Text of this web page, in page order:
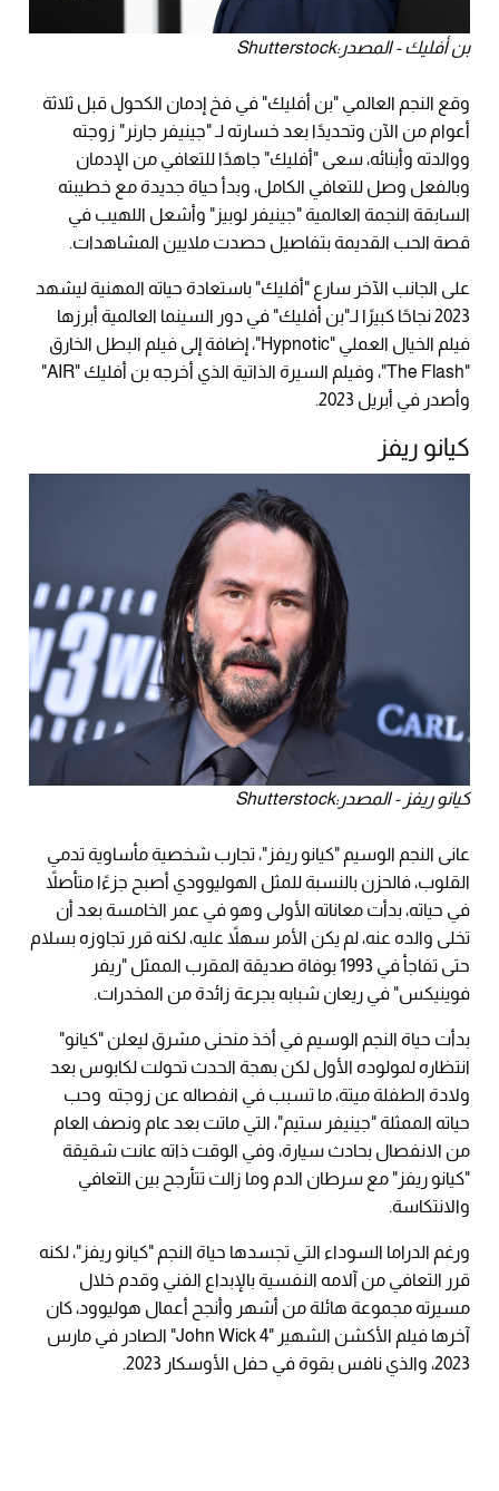
بن أفليك - المصدر:Shutterstock
وقع النجم العالمي "بن أفليك" في فخ إدمان الكحول قبل ثلاثة
أعوام من الآن وتحديدًا بعد خسارته لـ "جينيفر جارنر" زوجته
ووالدته وأبنائه، سعى "أفليك" جاهدًا للتعافي من الإدمان
وبالفعل وصل للتعافي الكامل، وبدأ حياة جديدة مع خطيبته
السابقة النجمة العالمية "جينيفر لوبيز" وأشعل اللهيب في
قصة الحب القديمة بتفاصيل حصدت ملايين المشاهدات.
على الجانب الآخر سارع "أفليك" باستعادة حياته المهنية ليشهد
2023 نجاحًا كبيرًا لـ"بن أفليك" في دور السينما العالمية أبرزها
فيلم الخيال العملي "Hypnotic"، إضافة إلى فيلم البطل الخارق
"The Flash"، وفيلم السيرة الذاتية الذي أخرجه بن أفليك "AIR"
وأصدر في أبريل 2023.
كيانو ريفز
كيانو ريفز - المصدر:Shutterstock
عانى النجم الوسيم "كيانو ريفز"، تجارب شخصية مأساوية تدمي
القلوب، فالحزن بالنسبة للمثل الهوليوودي أصبح جزءًا متأصلاً
في حياته، بدأت معاناته الأولى وهو في عمر الخامسة بعد أن
تخلى والده عنه، لم يكن الأمر سهلاً عليه، لكنه قرر تجاوزه بسلام
حتى تفاجأ في 1993 بوفاة صديقة المقرب الممثل "ريفر
فوينيكس" في ريعان شبابه بجرعة زائدة من المخدرات.
بدأت حياة النجم الوسيم في أخذ منحنى مشرق ليعلن "كيانو"
انتظاره لمولوده الأول لكن بهجة الحدث تحولت لكابوس بعد
ولادة الطفلة ميتة، ما تسبب في انفصاله عن زوجته وحب
حياته الممثلة "جينيفر ستيم"، التي ماتت بعد عام ونصف العام
من الانفصال بحادث سيارة، وفي الوقت ذاته عانت شقيقة
"كيانو ريفز" مع سرطان الدم وما زالت تتأرجح بين التعافي
والانتكاسة.
ورغم الدراما السوداء التي تجسدها حياة النجم "كيانو ريفز"، لكنه
قرر التعافي من آلامه النفسية بالإبداع الفني وقدم خلال
مسيرته مجموعة هائلة من أشهر وأنجح أعمال هوليوود، كان
آخرها فيلم الأكشن الشهير "John Wick 4" الصادر في مارس
2023، والذي نافس بقوة في حفل الأوسكار 2023.